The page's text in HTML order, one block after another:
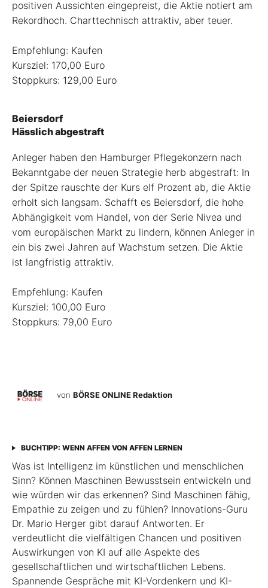
positiven Aussichten eingepreist, die Aktie notiert am
Rekordhoch. Charttechnisch attraktiv, aber teuer.
Empfehlung: Kaufen
Kursziel: 170,00 Euro
Stoppkurs: 129,00 Euro
Beiersdorf
Hässlich abgestraft
Anleger haben den Hamburger Pflegekonzern nach
Bekanntgabe der neuen Strategie herb abgestraft: In
der Spitze rauschte der Kurs elf Prozent ab, die Aktie
erholt sich langsam. Schafft es Beiersdorf, die hohe
Abhängigkeit vom Handel, von der Serie Nivea und
vom europäischen Markt zu lindern, können Anleger in
ein bis zwei Jahren auf Wachstum setzen. Die Aktie
ist langfristig attraktiv.
Empfehlung: Kaufen
Kursziel: 100,00 Euro
Stoppkurs: 79,00 Euro
von BÖRSE ONLINE Redaktion
BUCHTIPP: WENN AFFEN VON AFFEN LERNEN
Was ist Intelligenz im künstlichen und menschlichen
Sinn? Können Maschinen Bewusstsein entwickeln und
wie würden wir das erkennen? Sind Maschinen fähig,
Empathie zu zeigen und zu fühlen? Innovations-Guru
Dr. Mario Herger gibt darauf Antworten. Er
verdeutlicht die viel­fältigen Chancen und positiven
Auswirkungen von KI auf alle Aspekte des
gesellschaftlichen und wirtschaftlichen Lebens.
Spannende Gespräche mit KI-Vordenkern und KI-